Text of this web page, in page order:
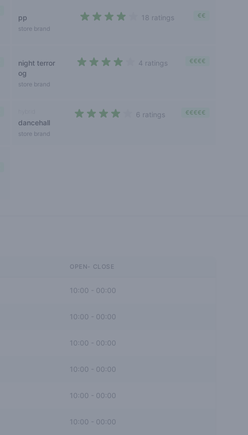
pp
store brand
18 ratings €€
night terror
og
store brand
4 ratings €€€€
dancehall
store brand
6 ratings €€€€€
OPEN- CLOSE
10:00 - 00:00
10:00 00:00
10:00 - 00:00
10:00 00:00
10:00 - 00:00
10:00 00:00